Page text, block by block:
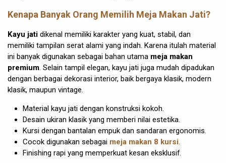
Kenapa Banyak Orang Memilih Meja Makan Jati?
Kayu jati dikenal memiliki karakter yang kuat, stabil, dan
memiliki tampilan serat alami yang indah. Karena itulah material
ini banyak digunakan sebagai bahan utama meja makan
premium. Selain tampil elegan, kayu jati juga mudah dipadukan
dengan berbagai dekorasi interior, baik bergaya klasik, modern
klasik, maupun vintage.
Material kayu jati dengan konstruksi kokoh.
Desain ukiran klasik yang memberi nilai estetika.
Kursi dengan bantalan empuk dan sandaran ergonomis.
Cocok digunakan sebagai meja makan 8 kursi.
Finishing rapi yang memperkuat kesan eksklusif.